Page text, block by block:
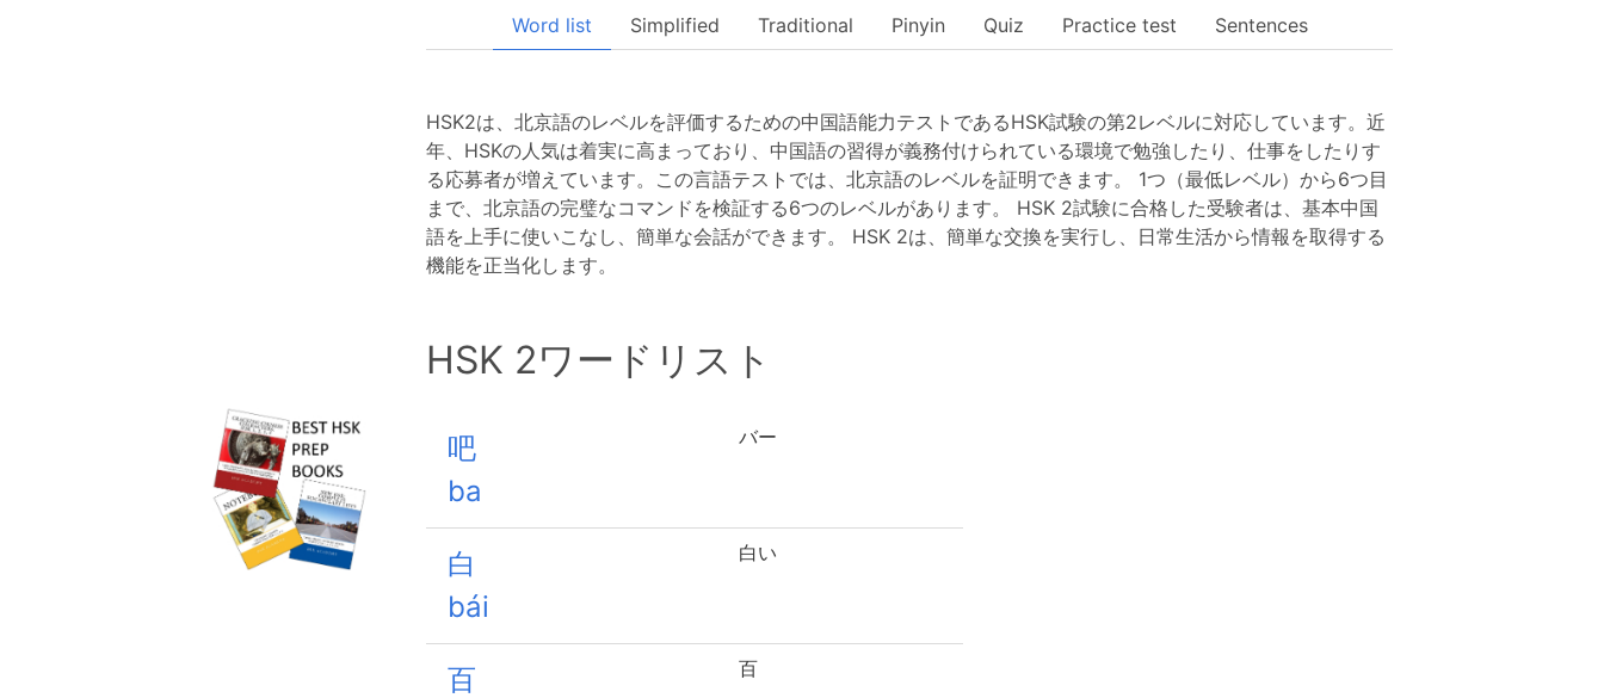
Word list Simplified Traditional Pinyin Quiz Practice test Sentences
HSK2は、北京語のレベルを評価するための中国語能力テストであるHSK試験の第2レベルに対応しています。近
年、HSKの人気は着実に高まっており、中国語の習得が義務付けられている環境で勉強したり、仕事をしたりす
る応募者が増えています。この言語テストでは、北京語のレベルを証明できます。 1つ（最低レベル）から6つ目
まで、北京語の完璧なコマンドを検証する6つのレベルがあります。 HSK 2試験に合格した受験者は、基本中国
語を上手に使いこなし、簡単な会話ができます。 HSK 2は、簡単な交換を実行し、日常生活から情報を取得する
機能を正当化します。
HSK 2ワードリスト
吧
ba
バー
白
bái
白い
百
百